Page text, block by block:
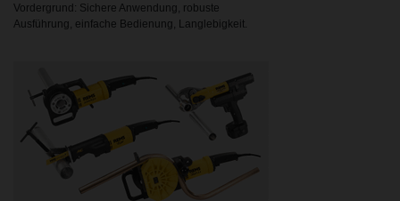
Vordergrund: Sichere Anwendung, robuste
Ausführung, einfache Bedienung, Langlebigkeit.